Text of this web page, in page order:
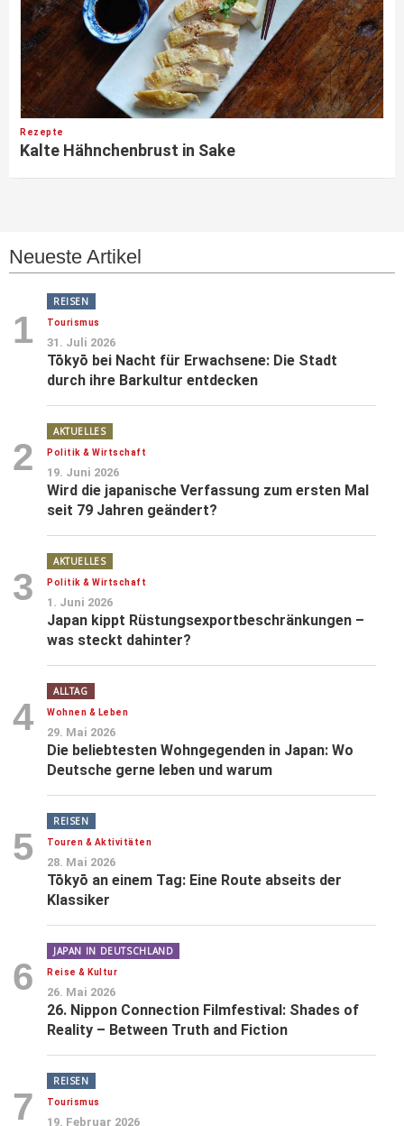
Rezepte
Kalte Hähnchenbrust in Sake
Neueste Artikel
1
REISEN
Tourismus
31. Juli 2026
Tōkyō bei Nacht für Erwachsene: Die Stadt
durch ihre Barkultur entdecken
2
AKTUELLES
Politik & Wirtschaft
19. Juni 2026
Wird die japanische Verfassung zum ersten Mal
seit 79 Jahren geändert?
3
AKTUELLES
Politik & Wirtschaft
1. Juni 2026
Japan kippt Rüstungsexportbeschränkungen –
was steckt dahinter?
4
ALLTAG
Wohnen & Leben
29. Mai 2026
Die beliebtesten Wohngegenden in Japan: Wo
Deutsche gerne leben und warum
5
REISEN
Touren & Aktivitäten
28. Mai 2026
Tōkyō an einem Tag: Eine Route abseits der
Klassiker
6
JAPAN IN DEUTSCHLAND
Reise & Kultur
26. Mai 2026
26. Nippon Connection Filmfestival: Shades of
Reality – Between Truth and Fiction
7
REISEN
Tourismus
19. Februar 2026